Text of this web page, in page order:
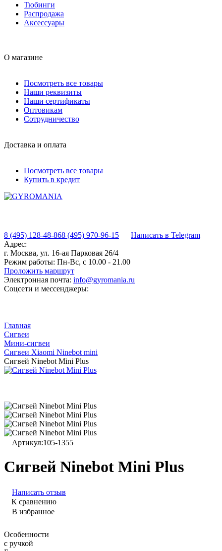
Тюбинги
Распродажа
Аксессуары
О магазине
Посмотреть все товары
Наши реквизиты
Наши сертификаты
Оптовикам
Сотрудничество
Доставка и оплата
Посмотреть все товары
Купить в кредит
8 (495) 128-48-868 (495) 970-96-15
Написать в Telegram
Адрес:
г. Москва, ул. 16-ая Парковая 26/4
Режим работы: Пн-Вс, с 10.00 - 21.00
Проложить маршрут
Электронная почта: info@gyromania.ru
Соцсети и мессенджеры:
Главная
Сигвеи
Мини-сигвеи
Сигвеи Xiaomi Ninebot mini
Сигвей Ninebot Mini Plus
Артикул:105-1355
Сигвей Ninebot Mini Plus
Написать отзыв
К сравнению
В избранное
Особенности
с ручкой